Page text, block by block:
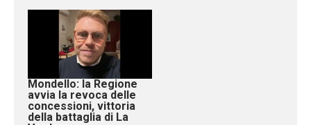
Mondello: la Regione
avvia la revoca delle
concessioni, vittoria
della battaglia di La